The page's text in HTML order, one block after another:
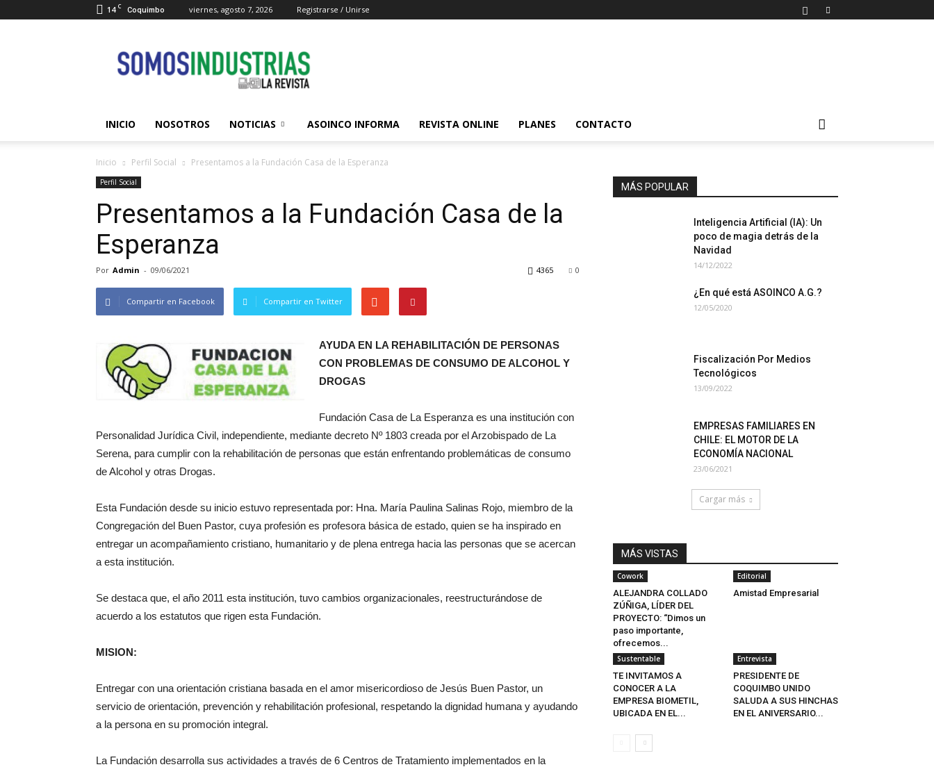
14 C Coquimbo viernes, agosto 7, 2026 Registrarse / Unirse
Industrias
INICIO NOSOTROS NOTICIAS ASOINCO INFORMA REVISTA ONLINE PLANES CONTACTO
Inicio Perfil Social Presentamos a la Fundación Casa de la Esperanza
Perfil Social
Presentamos a la Fundación Casa de la
Esperanza
Por Admin - 09/06/2021 0
4365
Compartir en Facebook Compartir en Twitter
AYUDA EN LA REHABILITACIÓN DE PERSONAS
CON PROBLEMAS DE CONSUMO DE ALCOHOL Y
DROGAS
Fundación Casa de La Esperanza es una institución con
Personalidad Jurídica Civil, independiente, mediante decreto Nº 1803 creada por el Arzobispado de La
Serena, para cumplir con la rehabilitación de personas que están enfrentando problemáticas de consumo
de Alcohol y otras Drogas.
Esta Fundación desde su inicio estuvo representada por: Hna. María Paulina Salinas Rojo, miembro de la
Congregación del Buen Pastor, cuya profesión es profesora básica de estado, quien se ha inspirado en
entregar un acompañamiento cristiano, humanitario y de plena entrega hacia las personas que se acercan
a esta institución.
Se destaca que, el año 2011 esta institución, tuvo cambios organizacionales, reestructurándose de
acuerdo a los estatutos que rigen esta Fundación.
MISION:
Entregar con una orientación cristiana basada en el amor misericordioso de Jesús Buen Pastor, un
servicio de orientación, prevención y rehabilitación profesional, respetando la dignidad humana y ayudando
a la persona en su promoción integral.
La Fundación desarrolla sus actividades a través de 6 Centros de Tratamiento implementados en la
MÁS POPULAR
Inteligencia Artificial (IA): Un
poco de magia detrás de la
Navidad
14/12/2022
¿En qué está ASOINCO A.G.?
12/05/2020
Fiscalización Por Medios
Tecnológicos
13/09/2022
EMPRESAS FAMILIARES EN
CHILE: EL MOTOR DE LA
ECONOMÍA NACIONAL
23/06/2021
Cargar más
MÁS VISTAS
Cowork
ALEJANDRA COLLADO
ZÚÑIGA, LÍDER DEL
PROYECTO: “Dimos un
paso importante,
ofrecemos...
Editorial
Amistad Empresarial
Sustentable
TE INVITAMOS A
CONOCER A LA
EMPRESA BIOMETIL,
UBICADA EN EL...
Entrevista
PRESIDENTE DE
COQUIMBO UNIDO
SALUDA A SUS HINCHAS
EN EL ANIVERSARIO...